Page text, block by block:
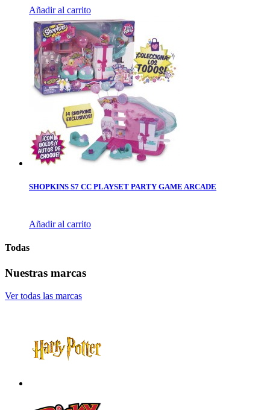
Añadir al carrito
SHOPKINS S7 CC PLAYSET PARTY GAME ARCADE
Añadir al carrito
Todas
Nuestras marcas
Ver todas las marcas